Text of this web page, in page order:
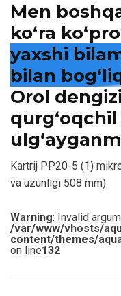
Men
ko‘ra
yaxshi
bilan
Orol
Kartrij PP20-5 (1)
va uzunligi 508 mm)
Warning: Invalid
/var/www/vhosts/
content/themes/
on line132